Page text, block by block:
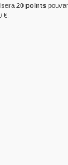
20points
€.